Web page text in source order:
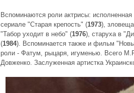
Вспоминаются роли актрисы:
сериале "Старая крепость" (1973),
"Табор уходит в небо" (1976), старуха в
(1984). Вспоминается также и фильм
роли - Фатум, рыцаря, игуменью. Всего
Довженко. Заслуженная артистка